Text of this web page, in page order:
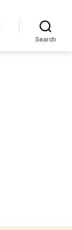
Search